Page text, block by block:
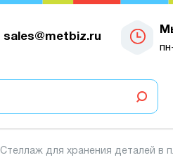
sales@metbiz.ru
Стеллаж для хранения деталей в